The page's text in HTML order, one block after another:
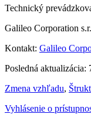
Technický
Galileo Corporation
Kontakt: Galileo
Posledná aktualizácia:
Zmena vzhľadu,
Vyhlásenie o